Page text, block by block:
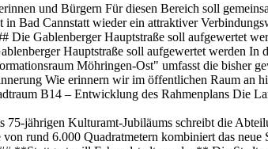
und Bürgern Für diesen Bereich soll
in Bad Cannstatt wieder ein attraktiver
Die Gablenberger Hauptstraße soll aufgewertet
Hauptstraße soll aufgewertet werden
Möhringen-Ost" umfasst die bisher
Wie erinnern wir im öffentlichen Raum an
B14 – Entwicklung des Rahmenplans Die
75-jährigen Kulturamt-Jubiläums schreibt die
rund 6.000 Quadratmetern kombiniert das